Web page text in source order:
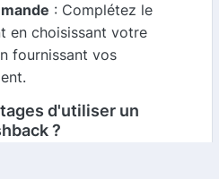
: Complétez le
en choisissant votre
fournissant vos
d'utiliser un
?